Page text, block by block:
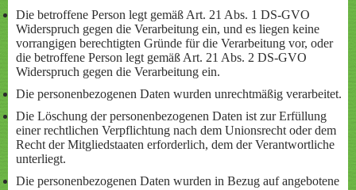
Die betroffene Person legt gemäß Art. 21 Abs. 1 DS-GVO
Widerspruch gegen die Verarbeitung ein, und es liegen keine
vorrangigen berechtigten Gründe für die Verarbeitung vor, oder
die betroffene Person legt gemäß Art. 21 Abs. 2 DS-GVO
Widerspruch gegen die Verarbeitung ein.
Die personenbezogenen Daten wurden unrechtmäßig verarbeitet.
Die Löschung der personenbezogenen Daten ist zur Erfüllung
einer rechtlichen Verpflichtung nach dem Unionsrecht oder dem
Recht der Mitgliedstaaten erforderlich, dem der Verantwortliche
unterliegt.
Die personenbezogenen Daten wurden in Bezug auf angebotene